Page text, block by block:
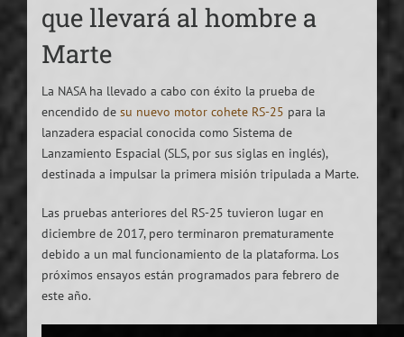
que llevará al hombre a
Marte
La NASA ha llevado a cabo con éxito la prueba de
encendido de su nuevo motor cohete RS-25 para la
lanzadera espacial conocida como Sistema de
Lanzamiento Espacial (SLS, por sus siglas en inglés),
destinada a impulsar la primera misión tripulada a Marte.
Las pruebas anteriores del RS-25 tuvieron lugar en
diciembre de 2017, pero terminaron prematuramente
debido a un mal funcionamiento de la plataforma. Los
próximos ensayos están programados para febrero de
este año.